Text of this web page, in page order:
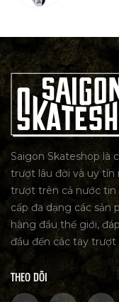
Saigon Skateshop là
trượt lâu đời và uy
trượt trên cả nước tin
cấp đa dạng các
hàng đầu thế giới,
đầu đến các tay trượt
THEO DÕI